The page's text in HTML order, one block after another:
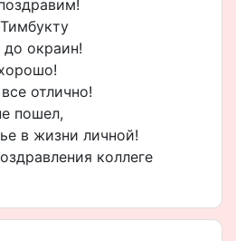
окраин!
отлично!
пошел,
в жизни личной!
коллеге